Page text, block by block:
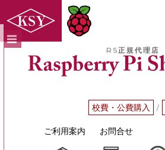
RS正規代理店
校費・公費購入 /
ご利用案内 お問合せ